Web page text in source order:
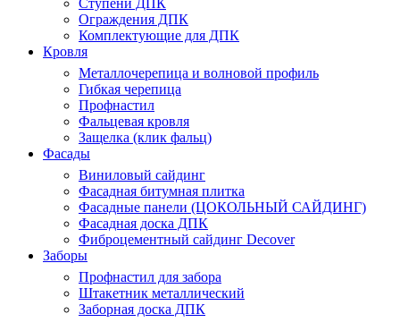
Ступени ДПК
Ограждения ДПК
Комплектующие для ДПК
Кровля
Металлочерепица и волновой профиль
Гибкая черепица
Профнастил
Фальцевая кровля
Защелка (клик фальц)
Фасады
Виниловый сайдинг
Фасадная битумная плитка
Фасадные панели (ЦОКОЛЬНЫЙ САЙДИНГ)
Фасадная доска ДПК
Фиброцементный сайдинг Decover
Заборы
Профнастил для забора
Штакетник металлический
Заборная доска ДПК